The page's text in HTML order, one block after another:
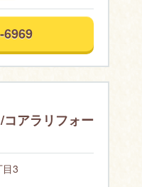
6969
アラリフォー
3